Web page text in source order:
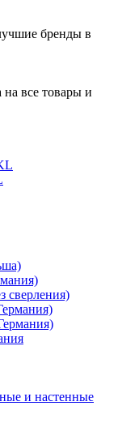
бренды в
на все товары и
сверления)
и настенные